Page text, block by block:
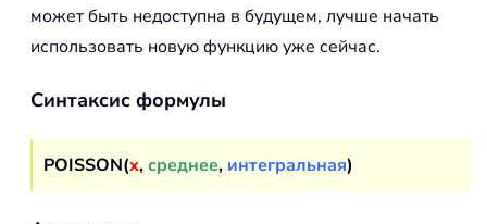
может быть недоступна в будущем, лучше начать
использовать новую функцию уже сейчас.
Синтаксис формулы
POISSON(x,среднее, интегральная)